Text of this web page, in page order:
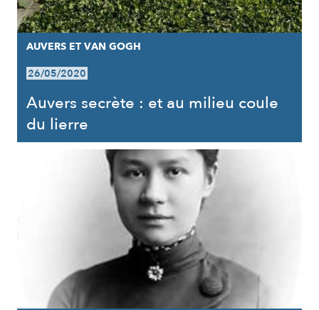
AUVERS ET VAN GOGH
26/05/2020
Auvers secrète : et au milieu coule
du lierre